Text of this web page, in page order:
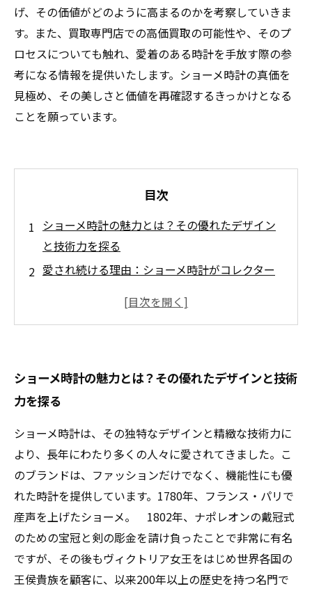
げ、その価値がどのように高まるのかを考察していきま
す。また、買取専門店での高価買取の可能性や、そのプ
ロセスについても触れ、愛着のある時計を手放す際の参
考になる情報を提供いたします。ショーメ時計の真価を
見極め、その美しさと価値を再確認するきっかけとなる
ことを願っています。
目次
ショーメ時計の魅力とは？その優れたデザイン
と技術力を探る
愛され続ける理由：ショーメ時計がコレクター
価値の変遷：ショーメ時計がもたらす時間の美
の実態
高価買取のカギ：ショーメ時計を賢く売るため
時計の価値再発見：ショーメの魅力をもう一度
見極める
ショーメ時計との新たな出会い：あなたのコレ
クションに加えるべき理由
ショーメ時計の魅力とは？その優れたデザインと技術
力を探る
ショーメ時計は、その独特なデザインと精緻な技術力に
より、長年にわたり多くの人々に愛されてきました。こ
のブランドは、ファッションだけでなく、機能性にも優
れた時計を提供しています。1780年、フランス・パリで
産声を上げたショーメ。 1802年、ナポレオンの戴冠式
のための宝冠と剣の彫金を請け負ったことで非常に有名
ですが、その後もヴィクトリア女王をはじめ世界各国の
王侯貴族を顧客に、以来200年以上の歴史を持つ名門で